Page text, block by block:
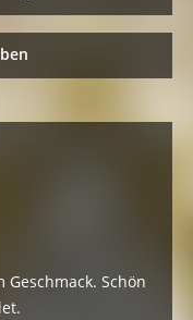
Schön